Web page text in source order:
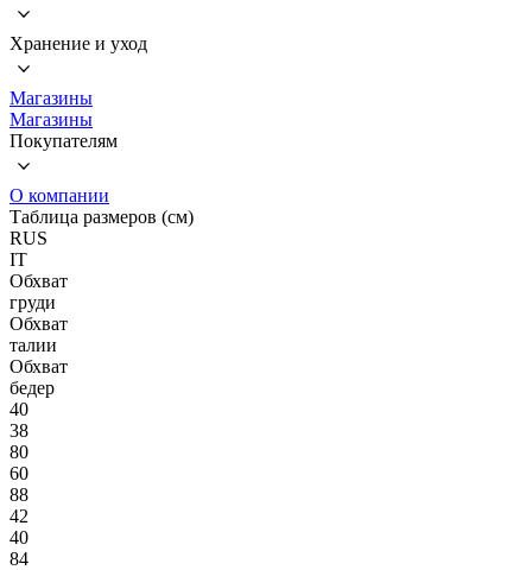
Хранение и уход
Магазины
Магазины
Покупателям
О компании
Таблица размеров (см)
RUS
IT
Обхват
груди
Обхват
талии
Обхват
бедер
40
38
80
60
88
42
40
84